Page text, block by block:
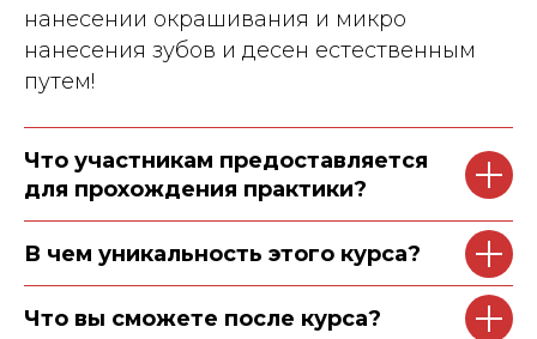
нанесении окрашивания и микро
нанесения зубов и десен естественным
путем!
Что участникам предоставляется
для прохождения практики?
В чем уникальность этого курса?
Что вы сможете после курса?